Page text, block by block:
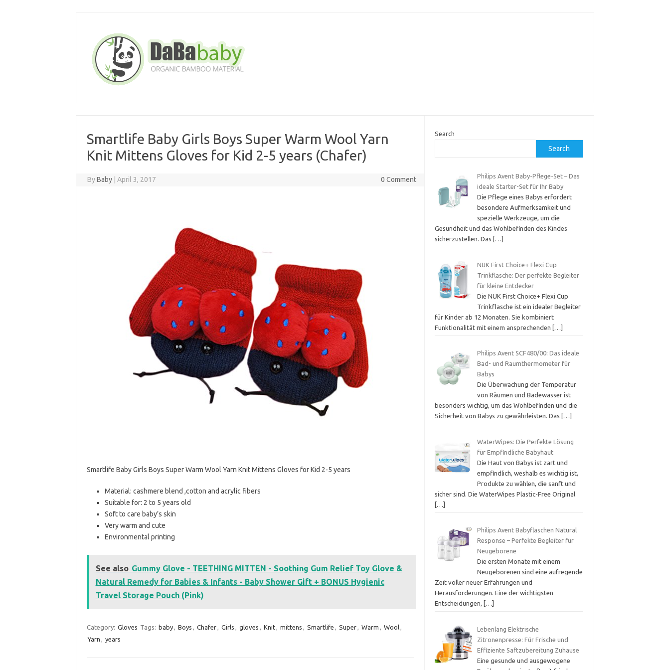
Smartlife Baby Girls Boys Super Warm Wool Yarn
Knit Mittens Gloves for Kid 2-5 years (Chafer)
ByBaby April 3, 2017 0 Comment
Smartlife Baby Girls Boys Super Warm Wool Yarn Knit Mittens Gloves for Kid 2-5 years
Material: cashmere blend ,cotton and acrylic fibers
Suitable for: 2 to 5 years old
Soft to care baby’s skin
Very warm and cute
Environmental printing
See also Gummy Glove - TEETHING MITTEN - Soothing Gum Relief Toy Glove &
Natural Remedy for Babies & Infants - Baby Shower Gift + BONUS Hygienic
Travel Storage Pouch (Pink)
Category: Gloves Tags: baby, Boys , Chafer, Girls , gloves , Knit, mittens , Smartlife , Super, Warm , Wool,
Yarn , years
Search
Search
Philips Avent Baby-Pflege-Set – Das
ideale Starter-Set für Ihr Baby
Die Pflege eines Babys erfordert
besondere Aufmerksamkeit und
spezielle Werkzeuge, um die
Gesundheit und das Wohlbefinden des Kindes
sicherzustellen. Das
[…]
NUK First Choice+ Flexi Cup
Trinkflasche: Der perfekte Begleiter
für kleine Entdecker
Die NUK First Choice+ Flexi Cup
Trinkflasche ist ein idealer Begleiter
für Kinder ab 12 Monaten. Sie kombiniert
Funktionalität mit einem ansprechenden […]
Philips Avent SCF480/00: Das ideale
Bad- und Raumthermometer für
Babys
Die Überwachung der Temperatur
von Räumen und Badewasser ist
besonders wichtig, um das Wohlbefinden und die
Sicherheit von Babys zu gewährleisten. Das
[…]
WaterWipes: Die Perfekte Lösung
für Empfindliche Babyhaut
Die Haut von Babys ist zart und
empfindlich, weshalb es wichtig ist,
Produkte zu wählen, die sanft und
sicher sind. Die WaterWipes Plastic-Free Original
[…]
Philips Avent Babyflaschen Natural
Response – Perfekte Begleiter für
Neugeborene
Die ersten Monate mit einem
Neugeborenen sind eine aufregende
Zeit voller neuer Erfahrungen und
Herausforderungen. Eine der wichtigsten
Entscheidungen,
[…]
Lebenlang Elektrische
Zitronenpresse: Für Frische und
Effiziente Saftzubereitung Zuhause
Eine gesunde und ausgewogene